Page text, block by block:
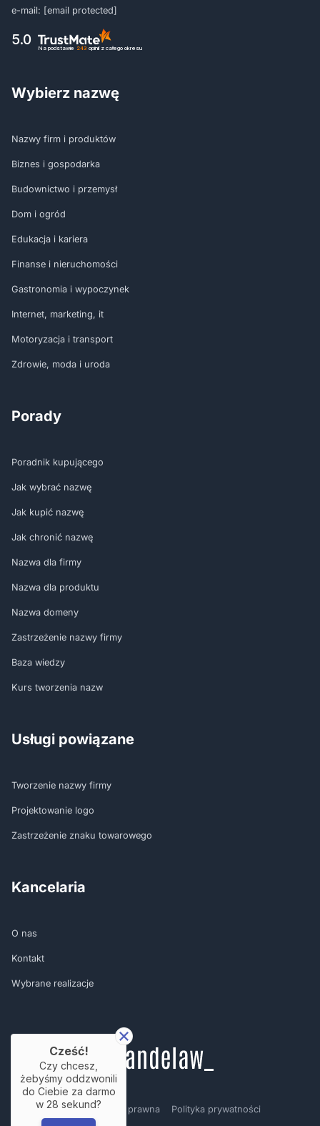
e-mail: [email protected]
5.0
Na podstawie 243 opinii z całego okresu
Wybierz nazwę
Nazwy firm i produktów
Biznes i gospodarka
Budownictwo i przemysł
Dom i ogród
Edukacja i kariera
Finanse i nieruchomości
Gastronomia i wypoczynek
Internet, marketing, it
Motoryzacja i transport
Zdrowie, moda i uroda
Porady
Poradnik kupującego
Jak wybrać nazwę
Jak kupić nazwę
Jak chronić nazwę
Nazwa dla firmy
Nazwa dla produktu
Nazwa domeny
Zastrzeżenie nazwy firmy
Baza wiedzy
Kurs tworzenia nazw
Usługi powiązane
Tworzenie nazwy firmy
Projektowanie logo
Zastrzeżenie znaku towarowego
Kancelaria
O nas
Kontakt
Wybrane realizacje
Regulamin Nota prawna Polityka prywatności
Cześć!
Czy chcesz,
żebyśmy oddzwonili
do Ciebie za darmo
w 28 sekund?